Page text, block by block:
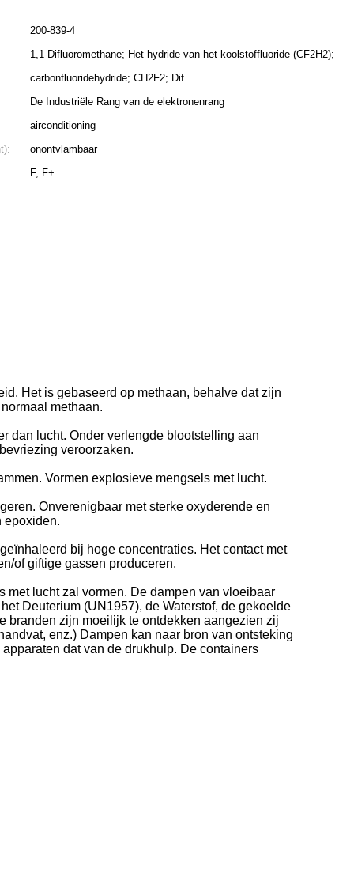
200-839-4
1,1-Difluoromethane; Het hydride van het koolstoffluoride (CF2H2);
carbonfluoridehydride; CH2F2; Dif
De Industriële Rang van de elektronenrang
airconditioning
onontvlambaar
F, F+
Het is gebaseerd op methaan, behalve dat zijn
methaan.
dan lucht. Onder verlengde blootstelling aan
veroorzaken.
Vormen explosieve mengsels met lucht.
Onverenigbaar met sterke oxyderende en
epoxiden.
bij hoge concentraties. Het contact met
of giftige gassen produceren.
lucht zal vormen. De dampen van vloeibaar
Deuterium (UN1957), de Waterstof, de gekoelde
branden zijn moeilijk te ontdekken aangezien zij
enz.) Dampen kan naar bron van ontsteking
dat van de drukhulp. De containers